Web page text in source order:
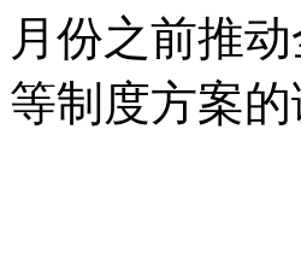
月份之前推
等制度方案